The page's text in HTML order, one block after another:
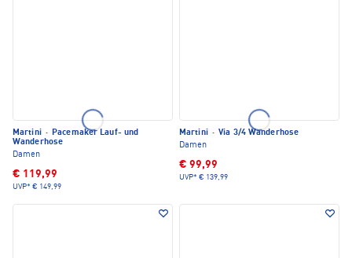
Martini · Pacemaker Lauf- und
Wanderhose
Damen
€ 119,99
UVP* € 149,99
Martini · Via 3/4 Wanderhose
Damen
€ 99,99
UVP* € 139,99